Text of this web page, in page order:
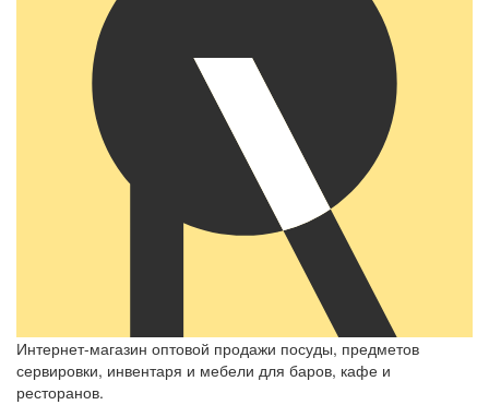
Интернет-магазин оптовой продажи посуды, предметов
сервировки, инвентаря и мебели для баров, кафе и
ресторанов.